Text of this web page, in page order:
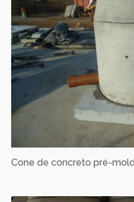
Cone de concreto pré-